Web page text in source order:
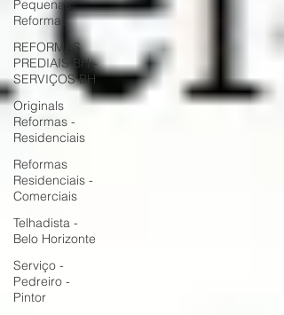
Pequenas
Reformas
REFORMAS
PREDIAIS BH -
SERVIÇOS BH
Originals
Reformas -
Residenciais
Reformas
Residenciais -
Comerciais
Telhadista -
Belo Horizonte
Serviço -
Pedreiro -
Pintor